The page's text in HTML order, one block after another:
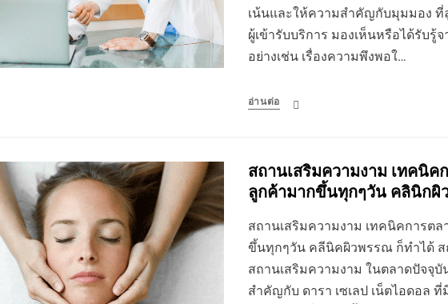
เน้นและให้ความสำคัญกับมุมมอง
ผู้เข้ารับบริการ มองเห็นหรือได้รับรู้
อย่างเช่น เรื่องความพึงพอใ…
อ่านต่อ
สถานเสริมความงาม เทคนิค
ลูกค้ามากขึ้นทุกๆวัน คลินิกผิ
สถานเสริมความงาม เทคนิคการต
ขึ้นทุกๆวัน คลีนิคผิวพรรณ ก็ทำได้ ส
สถานเสริมความงาม ในตลาดปัจจุบั
สำคัญกับ ดารา เซเลป เน็ตไอดอล